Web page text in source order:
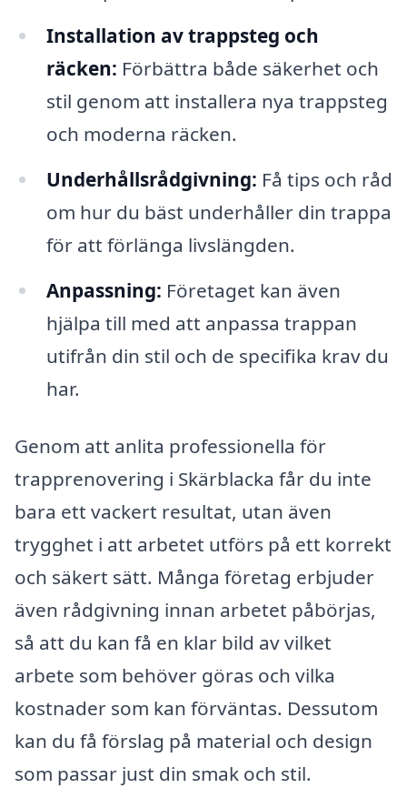
Installation av trappsteg och
räcken: Förbättra både säkerhet och
stil genom att installera nya trappsteg
och moderna räcken.
Underhållsrådgivning: Få tips och råd
om hur du bäst underhåller din trappa
för att förlänga livslängden.
Anpassning: Företaget kan även
hjälpa till med att anpassa trappan
utifrån din stil och de specifika krav du
har.
Genom att anlita professionella för
trapprenovering i Skärblacka får du inte
bara ett vackert resultat, utan även
trygghet i att arbetet utförs på ett korrekt
och säkert sätt. Många företag erbjuder
även rådgivning innan arbetet påbörjas,
så att du kan få en klar bild av vilket
arbete som behöver göras och vilka
kostnader som kan förväntas. Dessutom
kan du få förslag på material och design
som passar just din smak och stil.